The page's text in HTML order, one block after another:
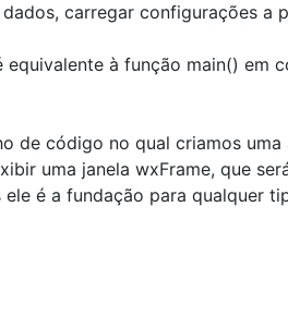
carregar configurações a
equivalente à função main() em
de código no qual criamos
uma janela wxFrame, que
ele é a fundação para qualquer